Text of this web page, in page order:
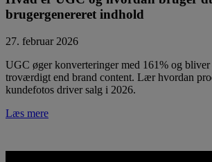
brugergenereret indhold
27. februar 2026
UGC øger konverteringer med 161% og bliver
troværdigt end brand content. Lær hvordan
kundefotos driver salg i 2026.
Læs mere